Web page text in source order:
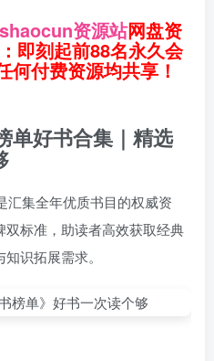
shaocun资源站网盘资
即刻起前88名永久会
何付费资源均共享！
单好书合集｜精选
汇集全年优质书目的权威资
标准，助读者高效获取经典
识拓展需求。